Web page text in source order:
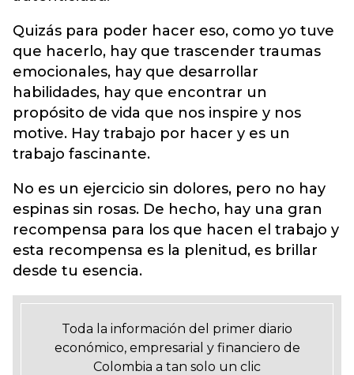
Quizás para poder hacer eso, como yo tuve
que hacerlo, hay que trascender traumas
emocionales, hay que desarrollar
habilidades, hay que encontrar un
propósito de vida que nos inspire y nos
motive. Hay trabajo por hacer y es un
trabajo fascinante.
No es un ejercicio sin dolores, pero no hay
espinas sin rosas. De hecho, hay una gran
recompensa para los que hacen el trabajo y
esta recompensa es la plenitud, es brillar
desde tu esencia.
Toda la información del primer diario
económico, empresarial y financiero de
Colombia a tan solo un clic